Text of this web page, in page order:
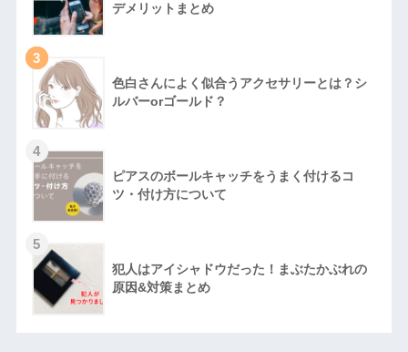
デメリットまとめ
3
色白さんによく似合うアクセサリーとは？シ
ルバーorゴールド？
4
ピアスのボールキャッチをうまく付けるコ
ツ・付け方について
5
犯人はアイシャドウだった！まぶたかぶれの
原因&対策まとめ